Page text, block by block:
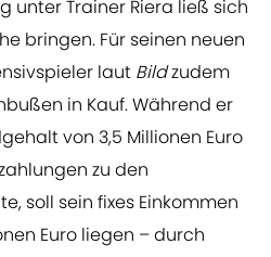
unter Trainer Riera ließ sich
bringen. Für seinen neuen
laut Bildzudem
in Kauf. Während er
von 3,5 Millionen Euro
zu den
soll sein fixes Einkommen
Euro liegen – durch